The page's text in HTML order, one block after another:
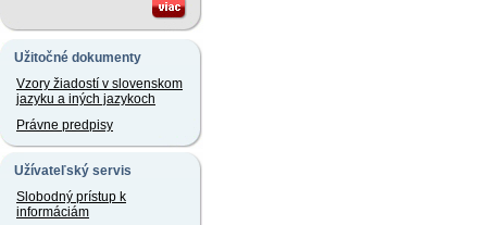
Užitočné dokumenty
Vzory žiadostí v slovenskom
jazyku a iných jazykoch
Právne predpisy
Užívateľský servis
Slobodný prístup k
informáciám